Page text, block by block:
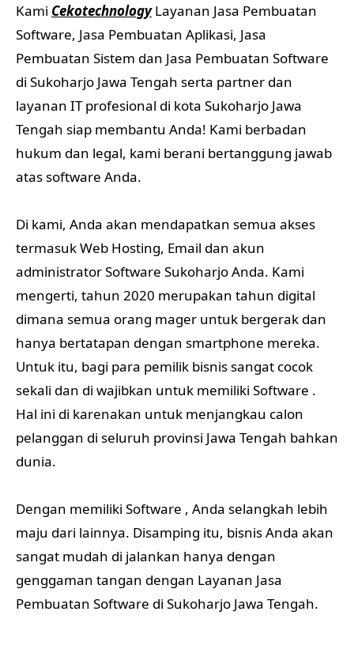
Kami CekotechnologyLayanan Jasa Pembuatan
Software, Jasa Pembuatan Aplikasi, Jasa
Pembuatan Sistem dan Jasa Pembuatan Software
di Sukoharjo Jawa Tengah serta partner dan
layanan IT profesional di kota Sukoharjo Jawa
Tengah siap membantu Anda! Kami berbadan
hukum dan legal, kami berani bertanggung jawab
atas software Anda.
Di kami, Anda akan mendapatkan semua akses
termasuk Web Hosting, Email dan akun
administrator Software Sukoharjo Anda. Kami
mengerti, tahun 2020 merupakan tahun digital
dimana semua orang mager untuk bergerak dan
hanya bertatapan dengan smartphone mereka.
Untuk itu, bagi para pemilik bisnis sangat cocok
sekali dan di wajibkan untuk memiliki Software .
Hal ini di karenakan untuk menjangkau calon
pelanggan di seluruh provinsi Jawa Tengah bahkan
dunia.
Dengan memiliki Software , Anda selangkah lebih
maju dari lainnya. Disamping itu, bisnis Anda akan
sangat mudah di jalankan hanya dengan
genggaman tangan dengan Layanan Jasa
Pembuatan Software di Sukoharjo Jawa Tengah.